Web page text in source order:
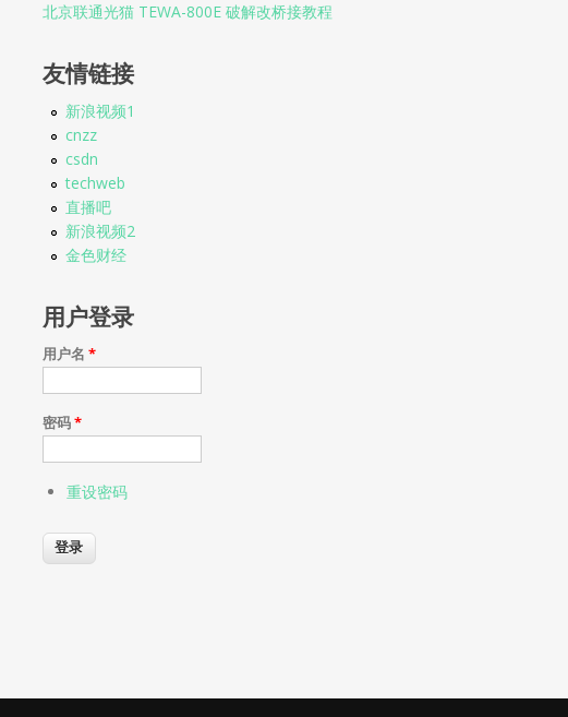
北京联通光猫 TEWA-800E 破解改桥接教程
友情链接
新浪视频1
cnzz
csdn
techweb
直播吧
新浪视频2
金色财经
用户登录
用户名 *
密码*
重设密码